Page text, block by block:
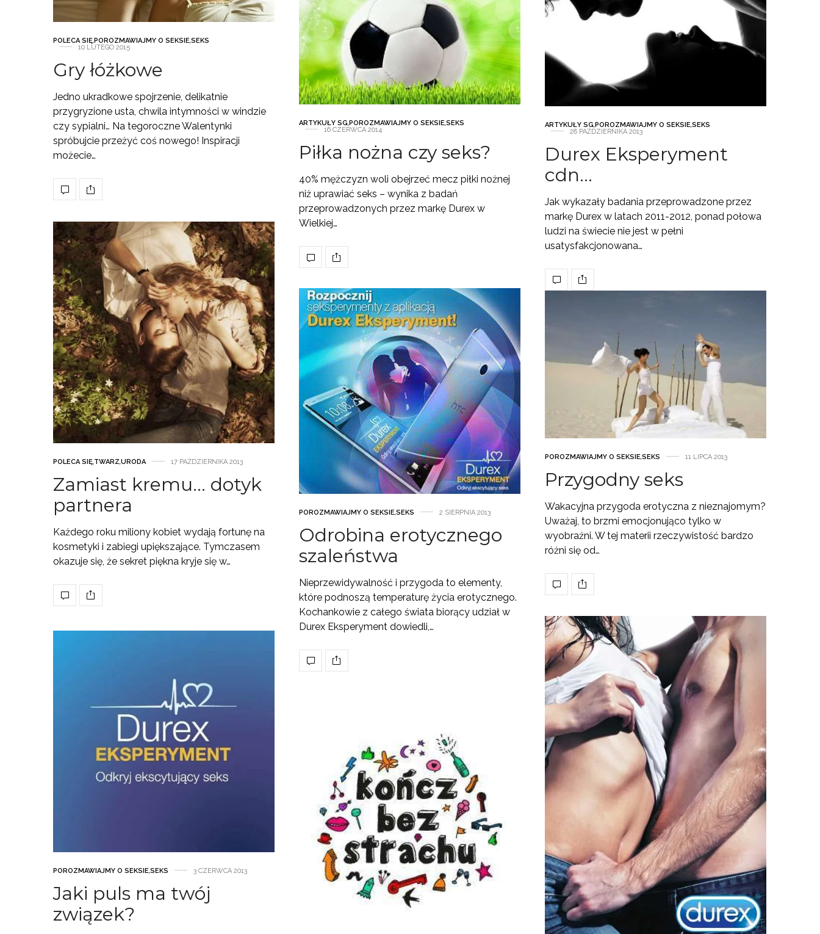
POLECA SIĘ,POROZMAWIAJMY O SEKSIE,SEKS
10 LUTEGO 2015
Gry łóżkowe
Jedno ukradkowe spojrzenie, delikatnie
przygryzione usta, chwila intymności w windzie
czy sypialni… Na tegoroczne Walentynki
spróbujcie przeżyć coś nowego! Inspiracji
możecie…
ARTYKUŁY SG,POROZMAWIAJMY O SEKSIE,SEKS
16 CZERWCA 2014
Piłka nożna czy seks?
40% mężczyzn woli obejrzeć mecz piłki nożnej
niż uprawiać seks – wynika z badań
przeprowadzonych przez markę Durex w
Wielkiej…
ARTYKUŁY SG,POROZMAWIAJMY O SEKSIE,SEKS
28 PAŹDZIERNIKA 2013
Durex Eksperyment
cdn…
Jak wykazały badania przeprowadzone przez
markę Durex w latach 2011-2012, ponad połowa
ludzi na świecie nie jest w pełni
usatysfakcjonowana…
POLECA SIĘ,TWARZ,URODA 17 PAŹDZIERNIKA 2013
Zamiast kremu… dotyk
partnera
Każdego roku miliony kobiet wydają fortunę na
kosmetyki i zabiegi upiększające. Tymczasem
okazuje się, że sekret piękna kryje się w…
POROZMAWIAJMY O SEKSIE,SEKS 2 SIERPNIA 2013
Odrobina erotycznego
szaleństwa
Nieprzewidywalność i przygoda to elementy,
które podnoszą temperaturę życia erotycznego.
Kochankowie z całego świata biorący udział w
Durex Eksperyment dowiedli,…
POROZMAWIAJMY O SEKSIE,SEKS 11 LIPCA 2013
Przygodny seks
Wakacyjna przygoda erotyczna z nieznajomym?
Uważaj, to brzmi emocjonująco tylko w
wyobraźni. W tej materii rzeczywistość bardzo
różni się od…
POROZMAWIAJMY O SEKSIE,SEKS 3 CZERWCA 2013
Jaki puls ma twój
związek?